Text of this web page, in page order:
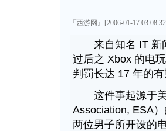
『西游网』[2006-01-17
来自知名 IT 新闻
过后之 Xbox 的电
判罚长达 17 年的有
这件事起源于美
Association, ESA
两位男子所开设的